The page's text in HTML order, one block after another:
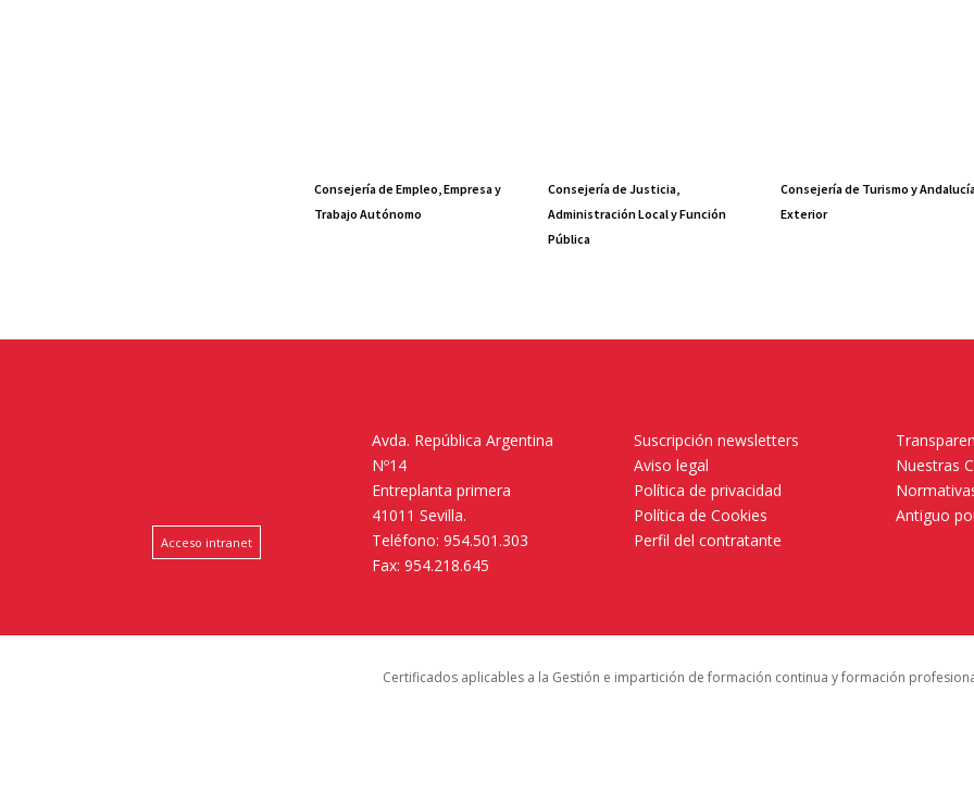
Consejería de Empleo, Empresa y
Trabajo Autónomo
Consejería de Justicia,
Administración Local y Función
Pública
Consejería de Turismo y
Exterior
Acceso intranet
Avda. República Argentina
Nº14
Entreplanta primera
41011 Sevilla.
Teléfono: 954.501.303
Fax: 954.218.645
Suscripción newsletters
Aviso legal
Política de privacidad
Política de Cookies
Perfil del contratante
Nuestras
Antiguo
Certificados aplicables a la Gestión e impartición de formación continua y formación